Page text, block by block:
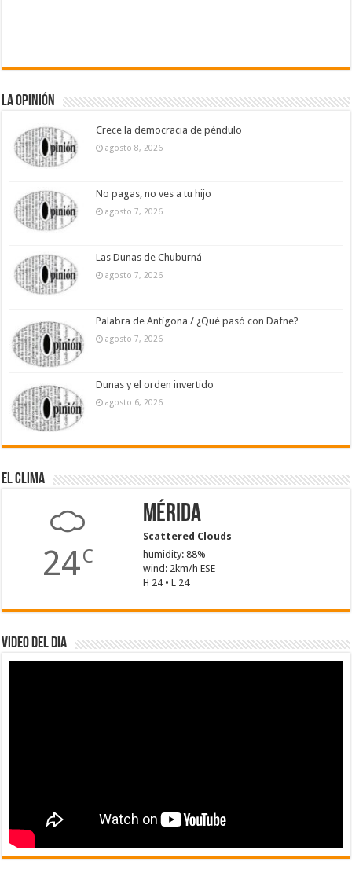
La Opinión
Crece la democracia de péndulo
agosto 8, 2026
No pagas, no ves a tu hijo
agosto 7, 2026
Las Dunas de Chuburná
agosto 7, 2026
Palabra de Antígona / ¿Qué pasó con Dafne?
agosto 7, 2026
Dunas y el orden invertido
agosto 6, 2026
El Clima
24C
Mérida
Scattered Clouds
humidity: 88%
wind: 2km/h ESE
H 24 • L 24
Video del dia